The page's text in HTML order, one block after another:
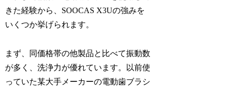
きた経験から、SOOCAS X3Uの強みを
いくつか挙げられます。
まず、同価格帯の他製品と比べて振動数
が多く、洗浄力が優れています。以前使
っていた某大手メーカーの電動歯ブラシ